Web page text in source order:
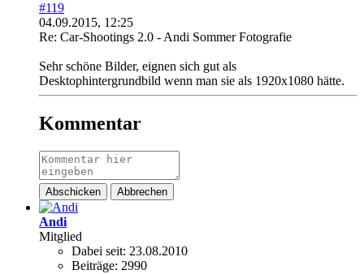
#119
04.09.2015, 12:25
Re: Car-Shootings 2.0 - Andi Sommer Fotografie
Sehr schöne Bilder, eignen sich gut als
Desktophintergrundbild wenn man sie als 1920x1080 hätte.
Kommentar
Abschicken Abbrechen
Andi
Mitglied
Dabei seit: 23.08.2010
Beiträge: 2990